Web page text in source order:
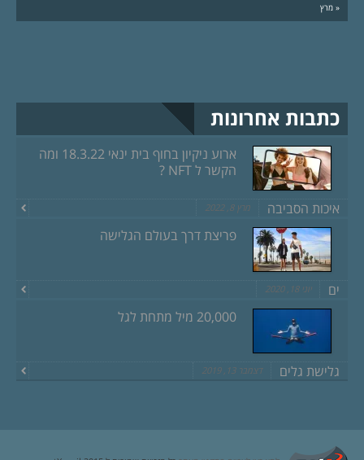
« מרץ
כתבות אחרונות
ארוע ניקיון בחוף בית ינאי 18.3.22 ומה
הקשר ל NFT ?
איכות הסביבה מרץ 8, 2022
פריצת דרך בעולם הגלישה
ים יוני 18, 2020
20,000 מיל מתחת לגל
גלישת גלים דצמבר 13, 2019